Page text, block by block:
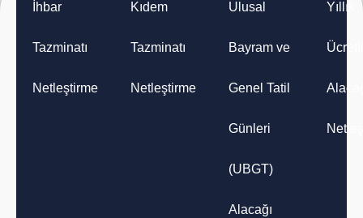
İhbar
Tazminatı
Netleştirme
Kıdem
Tazminatı
Netleştirme
Ulusal
Bayram ve
Genel Tatil
Günleri
(UBGT)
Alacağı
Yıllık